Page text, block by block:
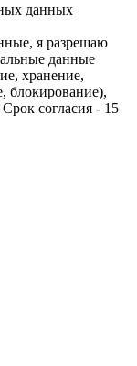
данных
я разрешаю
данные
хранение,
блокирование),
согласия - 15